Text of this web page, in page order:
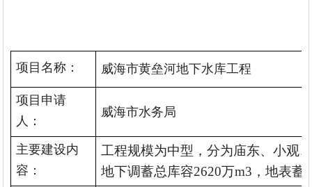
项目名称： 威海市黄垒河地下水库工程
项目申请
人：
威海市水务局
主要建设内
容：
工程规模为中型，分为庙东、小观
地下调蓄总库容2620万m3，地表蓄